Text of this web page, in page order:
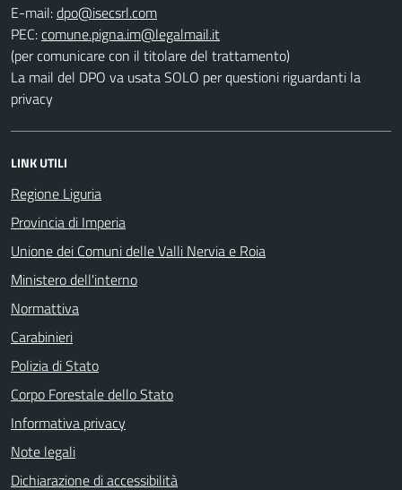
E-mail:
PEC:
(per comunicare con il titolare del trattamento)
La mail del DPO va usata SOLO per questioni riguardanti la
privacy
LINK UTILI
Regione Liguria
Provincia di Imperia
Unione dei Comuni delle Valli Nervia e Roia
Ministero dell'interno
Normattiva
Carabinieri
Polizia di Stato
Corpo Forestale dello Stato
Informativa privacy
Note legali
Dichiarazione di accessibilità